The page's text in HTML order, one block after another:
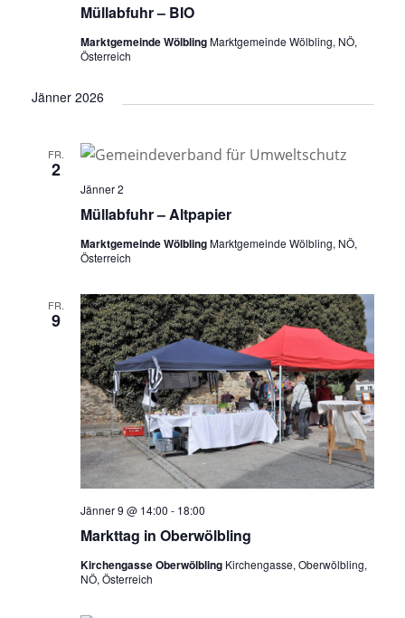
Müllabfuhr – BIO
Marktgemeinde WölblingMarktgemeinde Wölbling, NÖ,
Österreich
Jänner 2026
FR.
2
Müllabfuhr – Altpapier
Jänner 2
Marktgemeinde WölblingMarktgemeinde Wölbling, NÖ,
Österreich
FR.
9
Markttag in Oberwölbling
Jänner 9 @ 14:00 - 18:00
Kirchengasse Oberwölbling Kirchengasse, Oberwölbling,
NÖ, Österreich